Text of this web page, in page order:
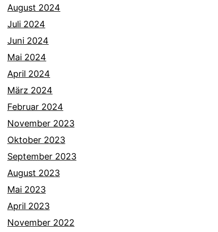
August 2024
Juli 2024
Juni 2024
Mai 2024
April 2024
März 2024
Februar 2024
November 2023
Oktober 2023
September 2023
August 2023
Mai 2023
April 2023
November 2022